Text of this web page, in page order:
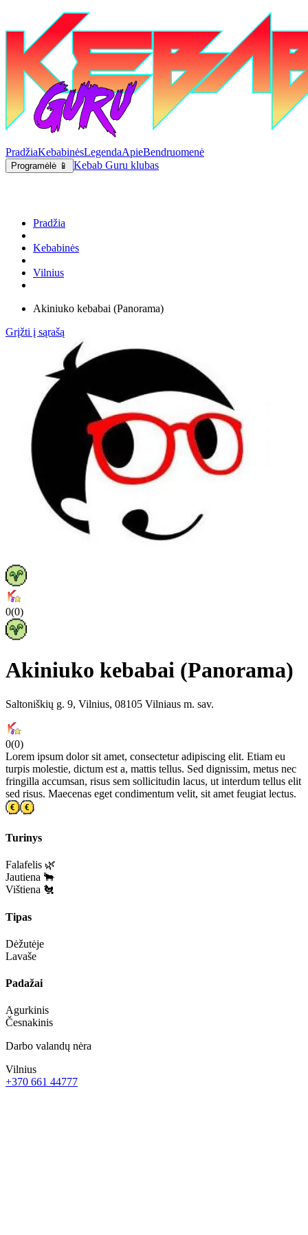
PradžiaKebabinėsLegendaApieBendruomenė
Programėlė 📱 Kebab Guru klubas
Pradžia
Kebabinės
Vilnius
Akiniuko kebabai (Panorama)
Grįžti į sąrašą
0(0)
Akiniuko kebabai (Panorama)
Saltoniškių g. 9, Vilnius, 08105 Vilniaus m. sav.
0(0)
Lorem ipsum dolor sit amet, consectetur adipiscing elit. Etiam eu
turpis molestie, dictum est a, mattis tellus. Sed dignissim, metus nec
fringilla accumsan, risus sem sollicitudin lacus, ut interdum tellus elit
sed risus. Maecenas eget condimentum velit, sit amet feugiat lectus.
Turinys
Falafelis 🌿
Jautiena 🐂
Vištiena 🐔
Tipas
Dėžutėje
Lavaše
Padažai
Agurkinis
Česnakinis
Darbo valandų nėra
Vilnius
+370 661 44777